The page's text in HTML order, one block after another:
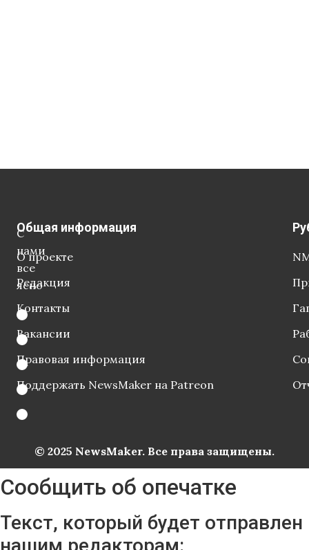
С
нами
все
ясно
Общая информация
О проекте
Редакция
Контакты
Вакансии
Правовая информация
Поддержать NewsMaker на Patreon
© 2025 NewsMaker. Все права защищены.
Сообщить об опечатке
Текст, который будет отправлен
нашим редакторам: